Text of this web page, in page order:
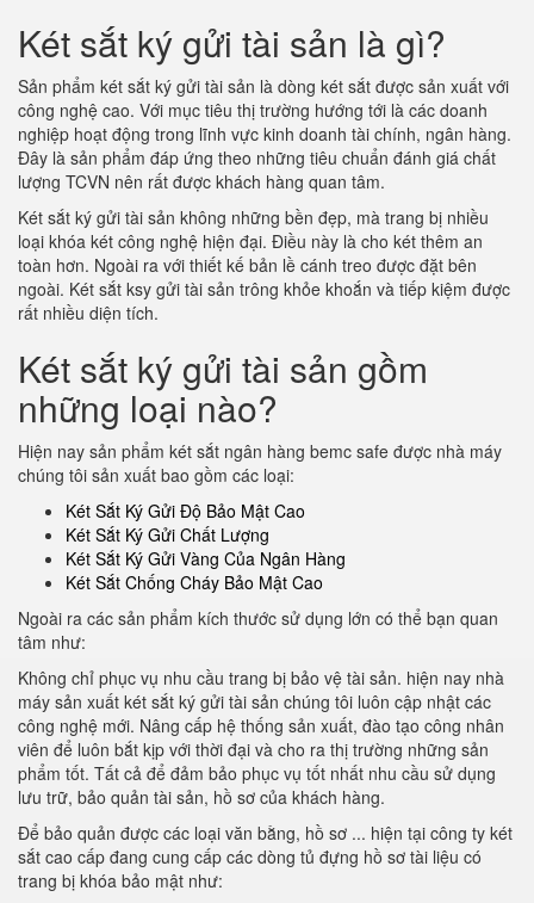
Két sắt ký gửi tài sản là gì?
Sản phẩm két sắt ký gửi tài sản là dòng két sắt được sản xuất với
công nghệ cao. Với mục tiêu thị trường hướng tới là các doanh
nghiệp hoạt động trong lĩnh vực kinh doanh tài chính, ngân hàng.
Đây là sản phẩm đáp ứng theo những tiêu chuẩn đánh giá chất
lượng TCVN nên rất được khách hàng quan tâm.
Két sắt ký gửi tài sản không những bền đẹp, mà trang bị nhiều
loại khóa két công nghệ hiện đại. Điều này là cho két thêm an
toàn hơn. Ngoài ra với thiết kế bản lề cánh treo được đặt bên
ngoài. Két sắt ksy gửi tài sản trông khỏe khoắn và tiếp kiệm được
rất nhiều diện tích.
Két sắt ký gửi tài sản gồm
những loại nào?
Hiện nay sản phẩm két sắt ngân hàng bemc safe được nhà máy
chúng tôi sản xuất bao gồm các loại:
Két Sắt Ký Gửi Độ Bảo Mật Cao
Két Sắt Ký Gửi Chất Lượng
Két Sắt Ký Gửi Vàng Của Ngân Hàng
Két Sắt Chống Cháy Bảo Mật Cao
Ngoài ra các sản phẩm kích thước sử dụng lớn có thể bạn quan
tâm như:
Không chỉ phục vụ nhu cầu trang bị bảo vệ tài sản. hiện nay nhà
máy sản xuất két sắt ký gửi tài sản chúng tôi luôn cập nhật các
công nghệ mới. Nâng cấp hệ thống sản xuất, đào tạo công nhân
viên để luôn bắt kịp với thời đại và cho ra thị trường những sản
phẩm tốt. Tất cả để đảm bảo phục vụ tốt nhất nhu cầu sử dụng
lưu trữ, bảo quản tài sản, hồ sơ của khách hàng.
Để bảo quản được các loại văn bằng, hồ sơ ... hiện tại công ty két
sắt cao cấp đang cung cấp các dòng tủ đựng hồ sơ tài liệu có
trang bị khóa bảo mật như: